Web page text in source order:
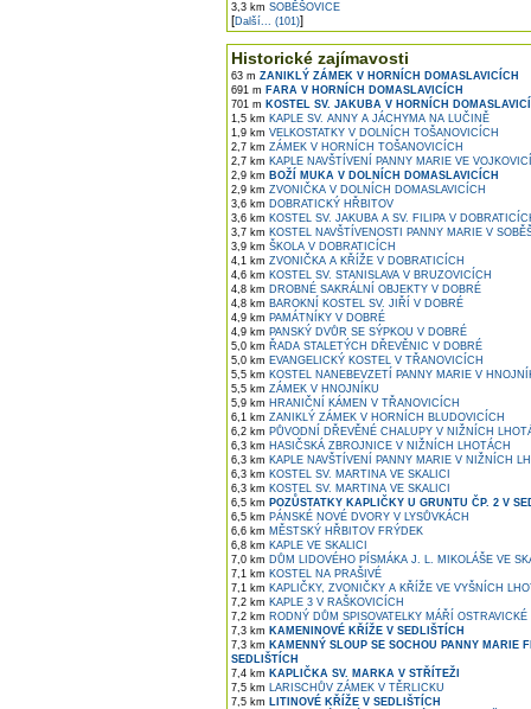
3,3 km SOBĚŠOVICE
[Další... (101)]
Historické zajímavosti
63 m ZANIKLÝ ZÁMEK V HORNÍCH DOMASLAVICÍCH
691 m FARA V HORNÍCH DOMASLAVICÍCH
701 m KOSTEL SV. JAKUBA V HORNÍCH
1,5 km KAPLE SV. ANNY A JÁCHYMA NA LUČINĚ
1,9 km VELKOSTATKY V DOLNÍCH TOŠANOVICÍCH
2,7 km ZÁMEK V HORNÍCH TOŠANOVICÍCH
2,7 km KAPLE NAVŠTÍVENÍ PANNY MARIE VE
2,9 km BOŽÍ MUKA V DOLNÍCH DOMASLAVICÍCH
2,9 km ZVONIČKA V DOLNÍCH DOMASLAVICÍCH
3,6 km DOBRATICKÝ HŘBITOV
3,6 km KOSTEL SV. JAKUBA A SV. FILIPA V
3,7 km KOSTEL NAVŠTÍVENOSTI PANNY MARIE V
3,9 km ŠKOLA V DOBRATICÍCH
4,1 km ZVONIČKA A KŘÍŽE V DOBRATICÍCH
4,6 km KOSTEL SV. STANISLAVA V BRUZOVICÍCH
4,8 km DROBNÉ SAKRÁLNÍ OBJEKTY V DOBRÉ
4,8 km BAROKNÍ KOSTEL SV. JIŘÍ V DOBRÉ
4,9 km PAMÁTNÍKY V DOBRÉ
4,9 km PANSKÝ DVŮR SE SÝPKOU V DOBRÉ
5,0 km ŘADA STALETÝCH DŘEVĚNIC V DOBRÉ
5,0 km EVANGELICKÝ KOSTEL V TŘANOVICÍCH
5,5 km KOSTEL NANEBEVZETÍ PANNY MARIE V
5,5 km ZÁMEK V HNOJNÍKU
5,9 km HRANIČNÍ KÁMEN V TŘANOVICÍCH
6,1 km ZANIKLÝ ZÁMEK V HORNÍCH BLUDOVICÍCH
6,2 km PŮVODNÍ DŘEVĚNÉ CHALUPY V NIŽNÍCH
6,3 km HASIČSKÁ ZBROJNICE V NIŽNÍCH LHOTÁCH
6,3 km KAPLE NAVŠTÍVENÍ PANNY MARIE V NIŽNÍCH
6,3 km KOSTEL SV. MARTINA VE SKALICI
6,3 km KOSTEL SV. MARTINA VE SKALICI
6,5 km POZŮSTATKY KAPLIČKY U GRUNTU ČP. 2 V
6,5 km PÁNSKÉ NOVÉ DVORY V LYSŮVKÁCH
6,6 km MĚSTSKÝ HŘBITOV FRÝDEK
6,8 km KAPLE VE SKALICI
7,0 km DŮM LIDOVÉHO PÍSMÁKA J. L. MIKOLÁŠE VE
7,1 km KOSTEL NA PRAŠIVÉ
7,1 km KAPLIČKY, ZVONIČKY A KŘÍŽE VE VYŠNÍCH
7,2 km KAPLE 3 V RAŠKOVICÍCH
7,2 km RODNÝ DŮM SPISOVATELKY MÁŘÍ
7,3 km KAMENINOVÉ KŘÍŽE V SEDLIŠTÍCH
7,3 km KAMENNÝ SLOUP SE SOCHOU PANNY MARIE
SEDLIŠTÍCH
7,4 km KAPLIČKA SV. MARKA V STŘÍTEŽI
7,5 km LARISCHŮV ZÁMEK V TĚRLICKU
7,5 km LITINOVÉ KŘÍŽE V SEDLIŠTÍCH